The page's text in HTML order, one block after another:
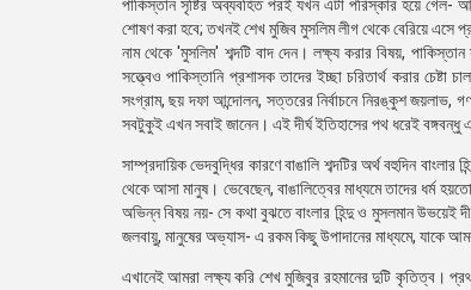
পাকিস্তান সৃষ্টির অব্যবহিত পরই যখন এটা পরিস্কার হয়ে গেল- আর
শোষণ করা হবে; তখনই শেখ মুজিব মুসলিম লীগ থেকে বেরিয়ে এসে
নাম থেকে 'মুসলিম' শব্দটি বাদ দেন। লক্ষ্য করার বিষয়,
সত্ত্বেও পাকিস্তানি প্রশাসক তাদের ইচ্ছা চরিতার্থ করার
সংগ্রাম, ছয় দফা আন্দোলন, সত্তরের নির্বাচনে নিরঙ্কুশ জয়লাভ,
সবটুকুই এখন সবাই জানেন। এই দীর্ঘ ইতিহাসের পথ ধরেই বঙ্গবন্ধু
সাম্প্রদায়িক ভেদবুদ্ধির কারণে বাঙালি শব্দটির অর্থ বহুদিন
থেকে আসা মানুষ। ভেবেছেন, বাঙালিত্বের মাধ্যমে তাদের ধর্ম
অভিন্ন বিষয় নয়- সে কথা বুঝতে বাংলার হিন্দু ও মুসলমান উভয়েই
জলবায়ু, মানুষের অভ্যাস- এ রকম কিছু উপাদানের মাধ্যমে, যাকে
এখানেই আমরা লক্ষ্য করি শেখ মুজিবুর রহমানের দুটি কৃতিত্ব।